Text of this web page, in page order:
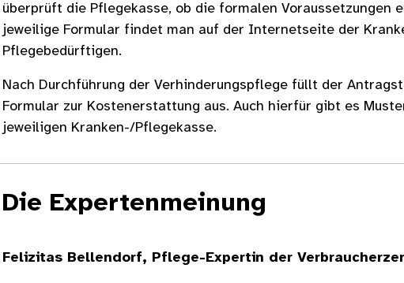
überprüft die Pflegekasse, ob die formalen Voraussetzungen
jeweilige Formular findet man auf der Internetseite der
Pflegebedürftigen.
Nach Durchführung der Verhinderungspflege füllt der
Formular zur Kostenerstattung aus. Auch hierfür gibt es
jeweiligen Kranken-/Pflegekasse.
Die Expertenmeinung
Felizitas Bellendorf, Pflege-Expertin der